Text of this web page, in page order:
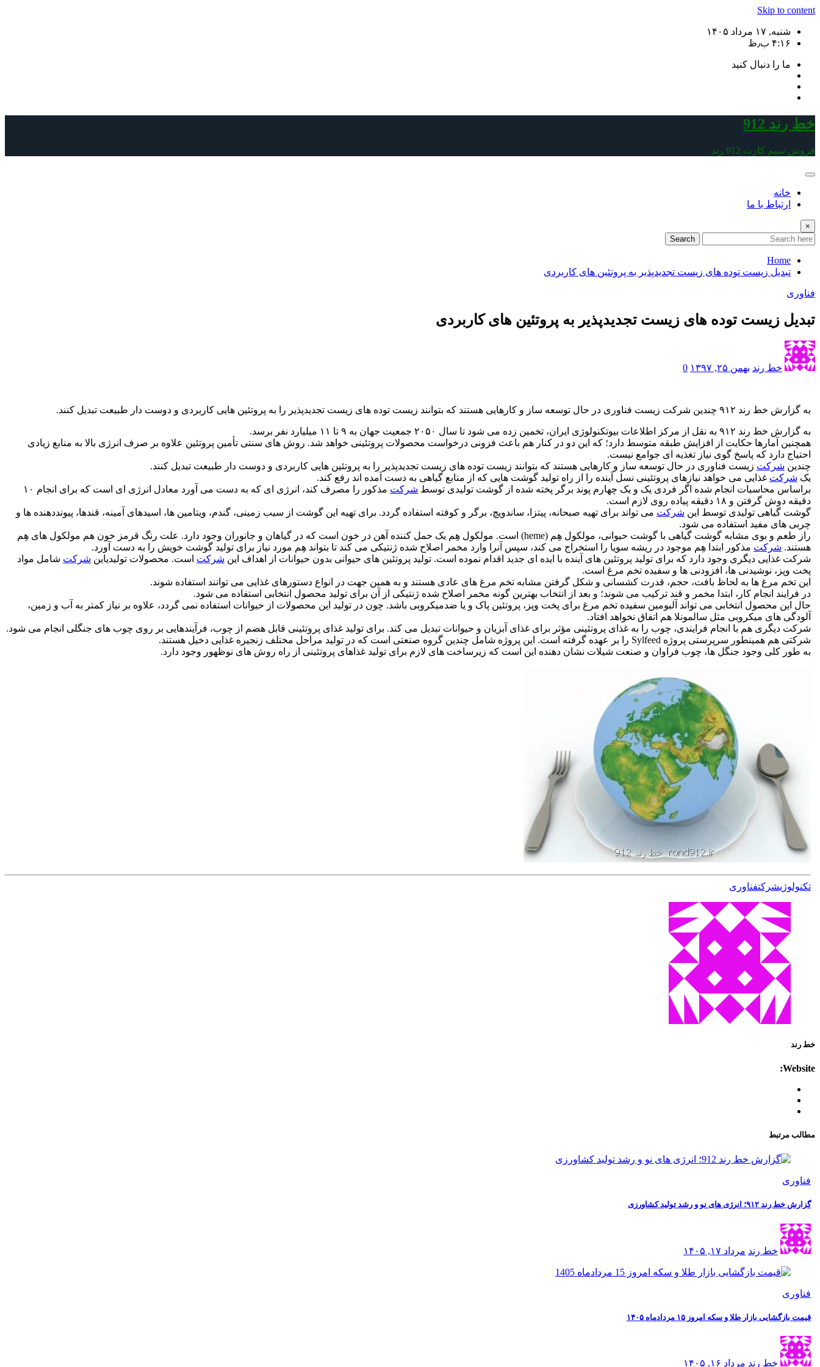
Skip to content
شنبه, ۱۷ مرداد ۱۴۰۵
۴:۱۶ ب٫ظ
ما را دنبال کنید
خط رند 912
فروش سیم کارت 912 رند
خانه
ارتباط با ما
×
Search
Home
تبدیل زیست توده های زیست تجدیدپذیر به پروتئین های کاربردی
فناوری
تبدیل زیست توده های زیست تجدیدپذیر به پروتئین های کاربردی
خط رند بهمن ۲۵, ۱۳۹۷ 0
به گزارش خط رند ۹۱۲ چندین شرکت زیست فناوری در حال توسعه ساز و کارهایی هستند که بتوانند زیست توده های زیست تجدیدپذیر را به پروتئین هایی کاربردی و دوست دار طبیعت تبدیل کنند.
به گزارش خط رند ۹۱۲ به نقل از مرکز اطلاعات بیوتکنولوژی ایران، تخمین زده می شود تا سال ۲۰۵۰ جمعیت جهان به ۹ تا ۱۱ میلیارد نفر برسد.
همچنین آمارها حکایت از افزایش طبقه متوسط دارد؛ که این دو در کنار هم باعث فزونی درخواست محصولات پروتئینی خواهد شد. روش های سنتی تأمین پروتئین علاوه بر صرف انرژی بالا به منابع زیادی
احتیاج دارد که پاسخ گوی نیاز تغذیه ای جوامع نیست.
چندین شرکت زیست فناوری در حال توسعه ساز و کارهایی هستند که بتوانند زیست توده های زیست تجدیدپذیر را به پروتئین هایی کاربردی و دوست دار طبیعت تبدیل کنند.
یک شرکت غذایی می خواهد نیازهای پروتئینی نسل آینده را از راه تولید گوشت هایی که از منابع گیاهی به دست آمده اند رفع کند.
براساس محاسبات انجام شده اگر فردی یک و یک چهارم پوند برگر پخته شده از گوشت تولیدی توسط شرکت
مذکور را مصرف کند، انرژی ای که به دست می آورد معادل انرژی ای است که برای انجام ۱۰
دقیقه دوش گرفتن و ۱۸ دقیقه پیاده روی لازم است.
گوشت گیاهی تولیدی توسط این شرکت می تواند برای تهیه صبحانه، پیتزا، ساندویچ، برگر و کوفته استفاده گردد. برای تهیه این گوشت از سیب زمینی، گندم، ویتامین ها، اسیدهای آمینه، قندها، پیونددهنده ها و
چربی های مفید استفاده می شود.
راز طعم و بوی مشابه گوشت گیاهی با گوشت حیوانی، مولکول هِم (heme) است. مولکول هِم یک حمل کننده آهن در خون است که در گیاهان و جانوران وجود دارد. علت رنگ قرمز خون هم مولکول های هِم
هستند. شرکت مذکور ابتدا هِم موجود در ریشه سویا را استخراج می کند، سپس آنرا وارد مخمر اصلاح شده ژنتیکی می کند تا بتواند هِم مورد نیاز برای تولید گوشت خویش را به دست آورد.
شرکت غذایی دیگری وجود دارد که برای تولید پروتئین های آینده با ایده ای جدید اقدام نموده است. تولید پروتئین های حیوانی بدون حیوانات از اهداف این شرکت است. محصولات تولیدیاین شرکت شامل مواد
پخت وپز، نوشیدنی ها، افزودنی ها و سفیده تخم مرغ است.
این تخم مرغ ها به لحاظ بافت، حجم، قدرت کشسانی و شکل گرفتن مشابه تخم مرغ های عادی هستند و به همین جهت در انواع دستورهای غذایی می توانند استفاده شوند.
در فرایند انجام کار، ابتدا مخمر و قند ترکیب می شوند؛ و بعد از انتخاب بهترین گونه مخمر اصلاح شده ژنتیکی از آن برای تولید محصول انتخابی استفاده می شود.
حال این محصول انتخابی می تواند آلبومین سفیده تخم مرغ برای پخت وپز، پروتئین پاک و یا ضدمیکروبی باشد. چون در تولید این محصولات از حیوانات استفاده نمی گردد، علاوه بر نیاز کمتر به آب و زمین،
آلودگی های میکروبی مثل سالمونلا هم اتفاق نخواهد افتاد.
شرکت دیگری هم با انجام فرایندی، چوب را به غذای پروتئینی مؤثر برای غذای آبزیان و حیوانات تبدیل می کند. برای تولید غذای پروتئینی قابل هضم از چوب، فرآیندهایی بر روی چوب های جنگلی انجام می شود.
شرکتی هم همینطور سرپرستی پروژه Sylfeed را بر عهده گرفته است. این پروژه شامل چندین گروه صنعتی است که در تولید مراحل مختلف زنجیره غذایی دخیل هستند.
به طور کلی وجود جنگل ها، چوب فراوان و صنعت شیلات نشان دهنده این است که زیرساخت های لازم برای تولید غذاهای پروتئینی از راه روش های نوظهور وجود دارد.
تكنولوژیشركتفناوری
خط رند
Website:
مطالب مرتبط
فناوری
گزارش خط رند ۹۱۲؛ انرژی های نو و رشد تولید کشاورزی
خط رند مرداد ۱۷, ۱۴۰۵
فناوری
قیمت بازگشایی بازار طلا و سکه امروز ۱۵ مردادماه ۱۴۰۵
خط رند مرداد ۱۶, ۱۴۰۵